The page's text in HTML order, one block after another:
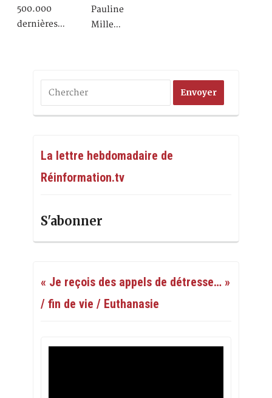
500.000
dernières…
Pauline
Mille…
La lettre hebdomadaire de
Réinformation.tv
S'abonner
« Je reçois des appels de détresse… »
/ fin de vie / Euthanasie